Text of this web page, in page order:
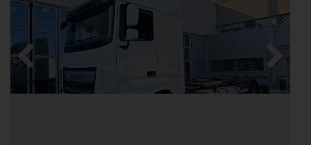
Previous Next